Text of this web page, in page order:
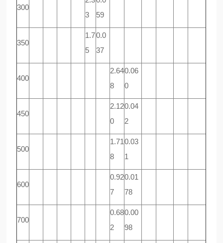
300
3
59
350
1.7
5
0.0
37
400
2.64
8
0.06
0
450
2.12
0
0.04
2
500
1.71
8
0.03
1
600
0.92
7
0.01
78
700
0.68
2
0.00
98